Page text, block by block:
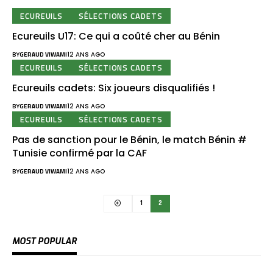
ECUREUILS SÉLECTIONS CADETS
Ecureuils U17: Ce qui a coûté cher au Bénin
BYGERAUD VIWAMI12 ANS AGO
ECUREUILS SÉLECTIONS CADETS
Ecureuils cadets: Six joueurs disqualifiés !
BYGERAUD VIWAMI12 ANS AGO
ECUREUILS SÉLECTIONS CADETS
Pas de sanction pour le Bénin, le match Bénin #
Tunisie confirmé par la CAF
BYGERAUD VIWAMI12 ANS AGO
1 2
MOST POPULAR